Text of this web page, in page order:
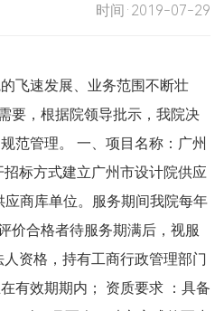
时间·2019-07-29
飞速发展、业务范围不断壮
要，根据院领导批示，我院决
范管理。 一、项目名称：广州
标方式建立广州市设计院供应
商库单位。服务期间我院每年
价合格者待服务期满后，视服
资格，持有工商行政管理部门
有效期期内； 资质要求 ：具备